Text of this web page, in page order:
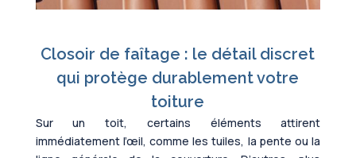
Closoir de faîtage : le détail discret
qui protège durablement votre
toiture
Sur un toit, certains éléments attirent
immédiatement l’œil, comme les tuiles, la pente ou la